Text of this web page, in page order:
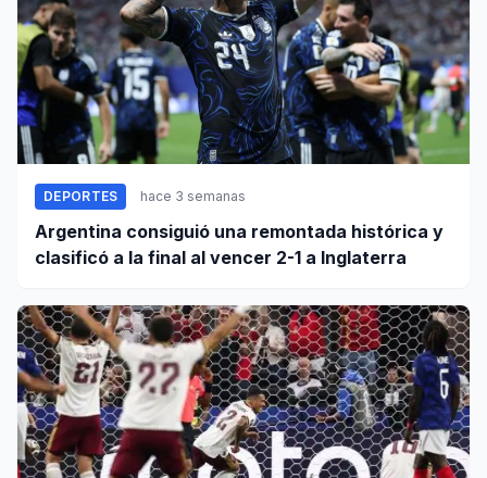
DEPORTES hace 3 semanas
Argentina consiguió una remontada histórica y
clasificó a la final al vencer 2-1 a Inglaterra